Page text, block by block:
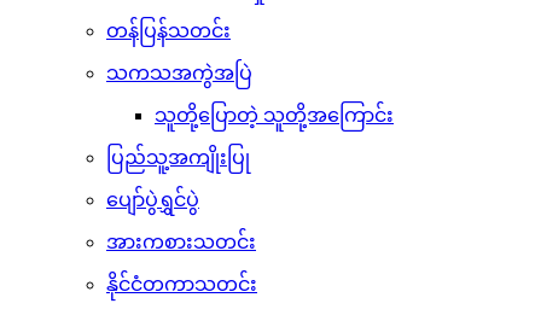
တန်ပြန်သတင်း
သကသအကွဲအပြဲ
သူတို့ပြောတဲ့ သူတို့အကြောင်း
ပြည်သူ့အကျိုးပြု
ပျော်ပွဲရွှင်ပွဲ
အားကစားသတင်း
နိုင်ငံတကာသတင်း